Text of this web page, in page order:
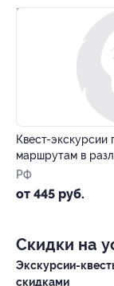
Квест-экскурсии
маршрутам в
РФ
от 445 руб.
Скидки на
Экскурсии-
скидками